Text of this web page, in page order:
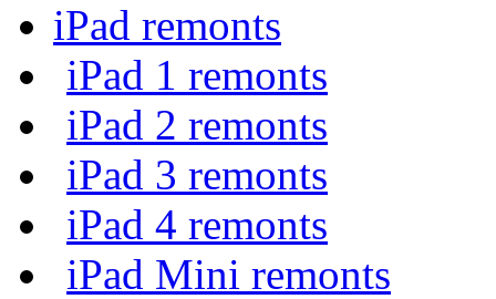
iPad remonts
iPad 1 remonts
iPad 2 remonts
iPad 3 remonts
iPad 4 remonts
iPad Mini remonts